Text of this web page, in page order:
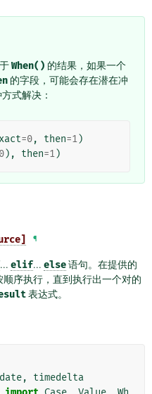
When() 的结果，如果一个
的字段，可能会存在潜在冲
式解决：
=0, then=1)
0), then=1)
¶
... elif... else语句。在提供的
顺序执行，直到执行出一个对的
表达式。
date,
timedelta